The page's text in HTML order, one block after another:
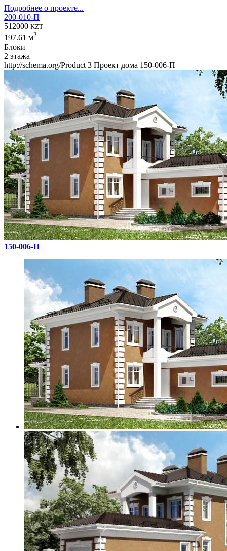
Подробнее о проекте...
200-010-П
512000 KZT
197.61 м2
Блоки
2 этажа
http://schema.org/Product 3 Проект дома 150-006-П
150-006-П